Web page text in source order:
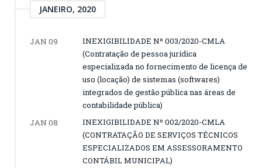
JANEIRO, 2020
JAN 09
INEXIGIBILIDADE Nº 003/2020-CMLA
(Contratação de pessoa jurídica
especializada no fornecimento de licença de
uso (locação) de sistemas (softwares)
integrados de gestão pública nas áreas de
contabilidade pública)
JAN 08
INEXIGIBILIDADE Nº 002/2020-CMLA
(CONTRATAÇÃO DE SERVIÇOS TÉCNICOS
ESPECIALIZADOS EM ASSESSORAMENTO
CONTÁBIL MUNICIPAL)